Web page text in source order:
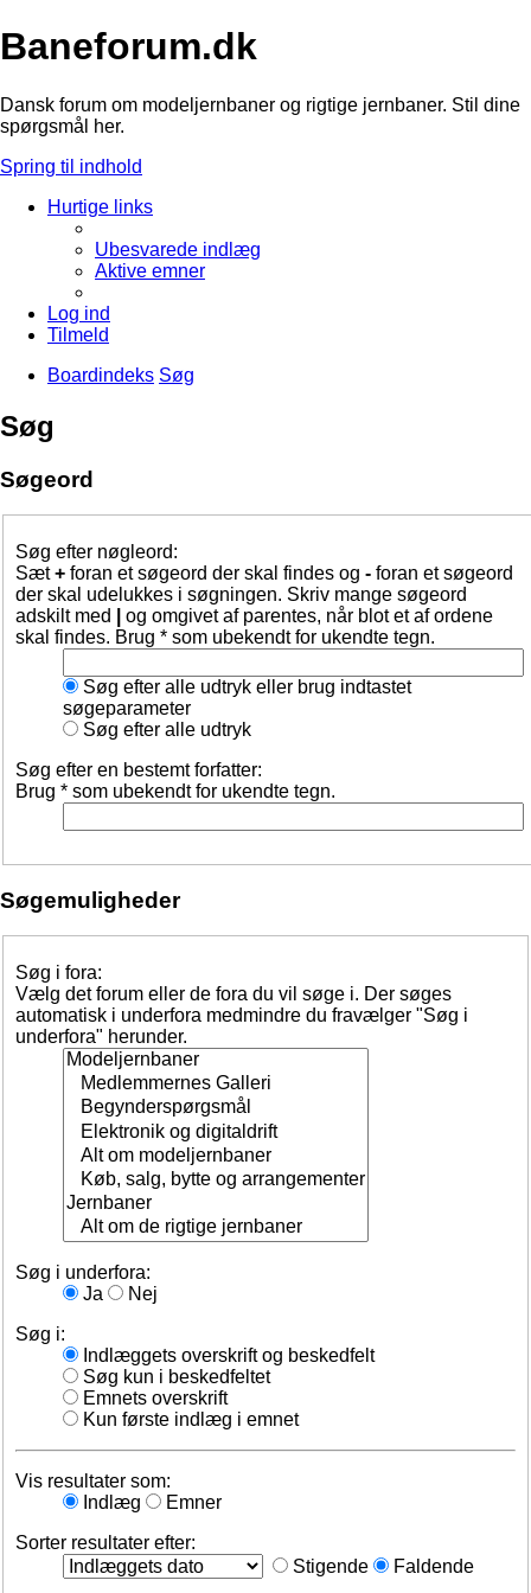
Baneforum.dk
Dansk forum om modeljernbaner og rigtige jernbaner. Stil dine
spørgsmål her.
Spring til indhold
Hurtige links
Ubesvarede indlæg
Aktive emner
Log ind
Tilmeld
Boardindeks Søg
Søg
Søgeord
Søg efter nøgleord:
Sæt+ foran et søgeord der skal findes og - foran et søgeord
der skal udelukkes i søgningen. Skriv mange søgeord
adskilt med
og omgivet af parentes, når blot et af ordene
skal findes. Brug * som ubekendt for ukendte tegn.
Søg efter alle udtryk eller brug indtastet
søgeparameter
Søg efter alle udtryk
Søg efter en bestemt forfatter:
Brug * som ubekendt for ukendte tegn.
Søgemuligheder
Søg i fora:
Vælg det forum eller de fora du vil søge i. Der søges
automatisk i underfora medmindre du fravælger "Søg i
underfora" herunder.
Søg i underfora:
Ja
Nej
Søg i:
Indlæggets overskrift og beskedfelt
Søg kun i beskedfeltet
Emnets overskrift
Kun første indlæg i emnet
Vis resultater som:
Indlæg
Emner
Sorter resultater efter:
Stigende
Faldende